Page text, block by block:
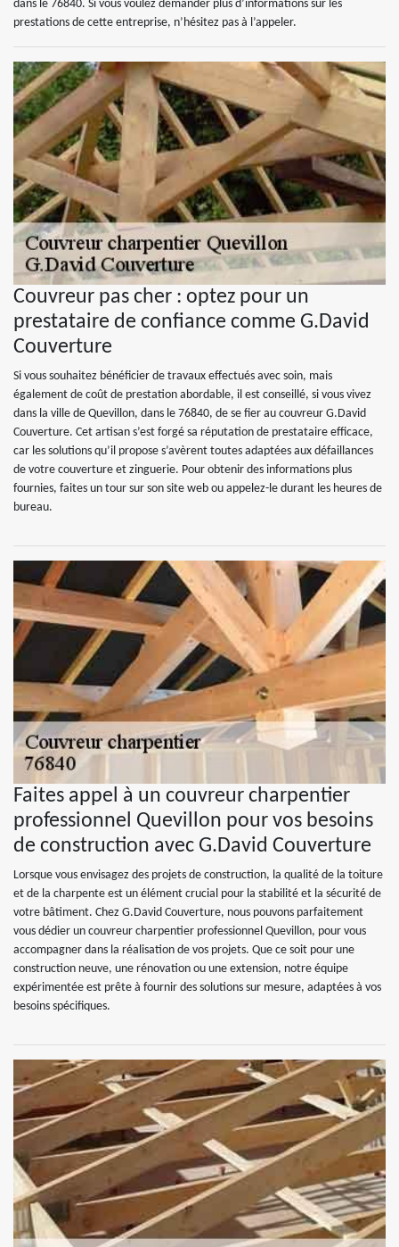
dans le 76840. Si vous voulez demander plus d’informations sur les
prestations de cette entreprise, n’hésitez pas à l’appeler.
Couvreur pas cher : optez pour un
prestataire de confiance comme G.David
Couverture
Si vous souhaitez bénéficier de travaux effectués avec soin, mais
également de coût de prestation abordable, il est conseillé, si vous vivez
dans la ville de Quevillon, dans le 76840, de se fier au couvreur G.David
Couverture. Cet artisan s’est forgé sa réputation de prestataire efficace,
car les solutions qu’il propose s’avèrent toutes adaptées aux défaillances
de votre couverture et zinguerie. Pour obtenir des informations plus
fournies, faites un tour sur son site web ou appelez-le durant les heures de
bureau.
Faites appel à un couvreur charpentier
professionnel Quevillon pour vos besoins
de construction avec G.David Couverture
Lorsque vous envisagez des projets de construction, la qualité de la toiture
et de la charpente est un élément crucial pour la stabilité et la sécurité de
votre bâtiment. Chez G.David Couverture, nous pouvons parfaitement
vous dédier un couvreur charpentier professionnel Quevillon, pour vous
accompagner dans la réalisation de vos projets. Que ce soit pour une
construction neuve, une rénovation ou une extension, notre équipe
expérimentée est prête à fournir des solutions sur mesure, adaptées à vos
besoins spécifiques.